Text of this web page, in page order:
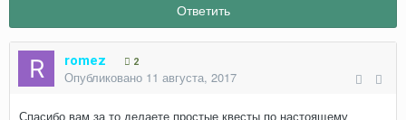
Ответить
romez 2
Опубликовано 11 августа, 2017
Спасибо вам за то делаете простые квесты по настоящему